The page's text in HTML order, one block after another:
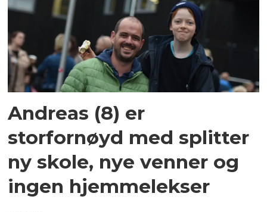
Andreas (8) er
storfornøyd med splitter
ny skole, nye venner og
ingen hjemmelekser